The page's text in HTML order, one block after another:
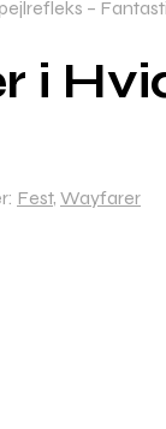
–
i
Fest, Wayfarer